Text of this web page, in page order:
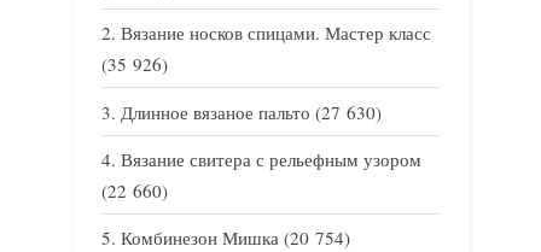
Вязание носков спицами. Мастер класс
(35 926)
Длинное вязаное пальто (27 630)
Вязание свитера с рельефным узором
(22 660)
Комбинезон Мишка (20 754)